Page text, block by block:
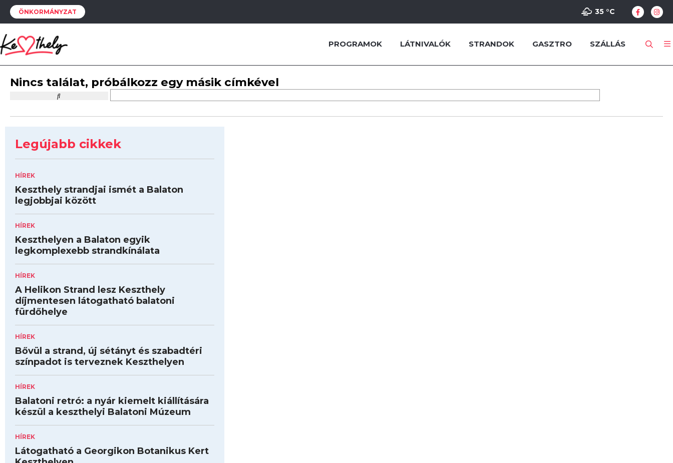
ÖNKORMÁNYZAT 35 °C
PROGRAMOK LÁTNIVALÓK STRANDOK GASZTRO SZÁLLÁS
Nincs találat, próbálkozz egy másik címkével
Legújabb cikkek
HÍREK
Keszthely strandjai ismét a Balaton
legjobbjai között
HÍREK
Keszthelyen a Balaton egyik
legkomplexebb strandkínálata
HÍREK
A Helikon Strand lesz Keszthely
díjmentesen látogatható balatoni
fürdőhelye
HÍREK
Bővül a strand, új sétányt és szabadtéri
színpadot is terveznek Keszthelyen
HÍREK
Balatoni retró: a nyár kiemelt kiállítására
készül a keszthelyi Balatoni Múzeum
HÍREK
Látogatható a Georgikon Botanikus Kert